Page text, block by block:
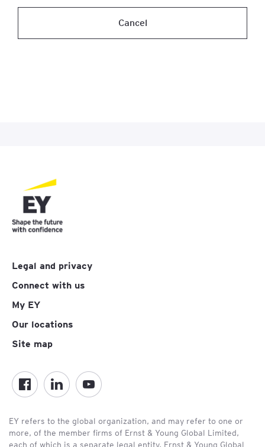
Cancel
Legal and privacy
Connect with us
My EY
Our locations
Site map
EY refers to the global organization, and may refer to one or
more, of the member firms of Ernst & Young Global Limited,
each of which is a separate legal entity. Ernst & Young Global